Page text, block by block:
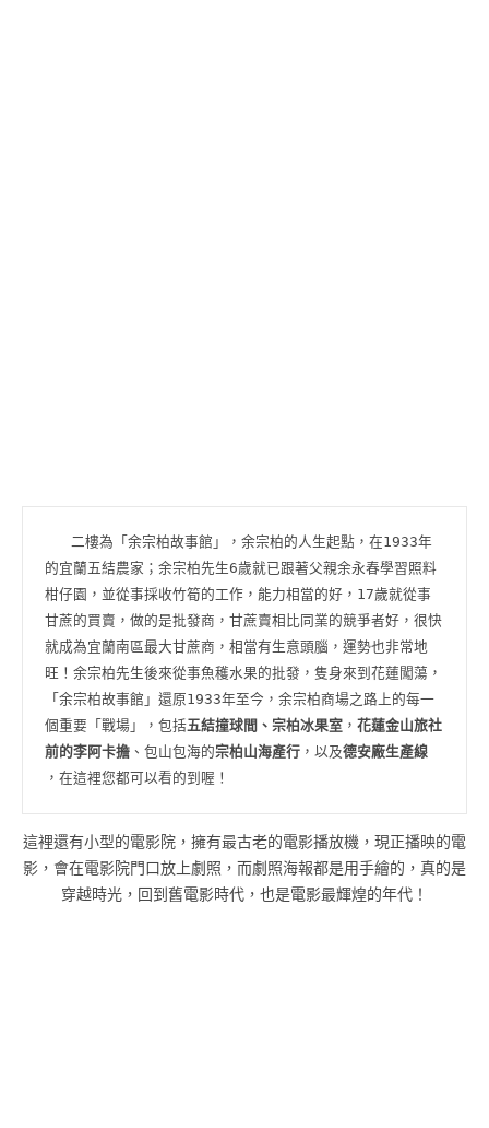
的宜蘭五結農家；余宗柏先生6歲就已跟著父親余永春學習照料
柑仔園，並從事採收竹筍的工作，能力相當的好，17歲就從事
甘蔗的買賣，做的是批發商，甘蔗賣相比同業的競爭者好，很快
就成為宜蘭南區最大甘蔗商，相當有生意頭腦，運勢也非常地
旺！余宗柏先生後來從事魚穫水果的批發，隻身來到花蓮闖蕩，
「余宗柏故事館」還原1933年至今，余宗柏商場之路上的每一
個重要「戰場」，包括五結撞球間、宗柏冰果室 ， 花蓮金山旅社
前的李阿卡擔 、包山包海的宗柏山海產行 ，以及德安廠生產線
，在這裡您都可以看的到喔！
這裡還有小型的電影院，擁有最古老的電影播放機，現正播映的電
影，會在電影院門口放上劇照，而劇照海報都是用手繪的，真的是
穿越時光，回到舊電影時代，也是電影最輝煌的年代！